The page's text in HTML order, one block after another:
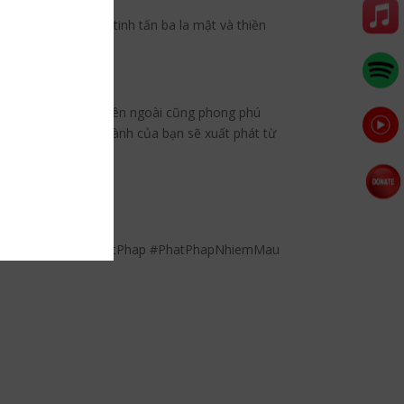
trì giới ba la mật, tinh tấn ba la mật và thiền
đến nguồn lực bên ngoài cũng phong phú
và nỗ lực chân thành của bạn sẽ xuất phát từ
#PhatPhap #PhatPhapNhiemMau